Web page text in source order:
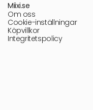
Miixi.se
Om oss
Cookie-inställningar
Köpvillkor
Integritetspolicy